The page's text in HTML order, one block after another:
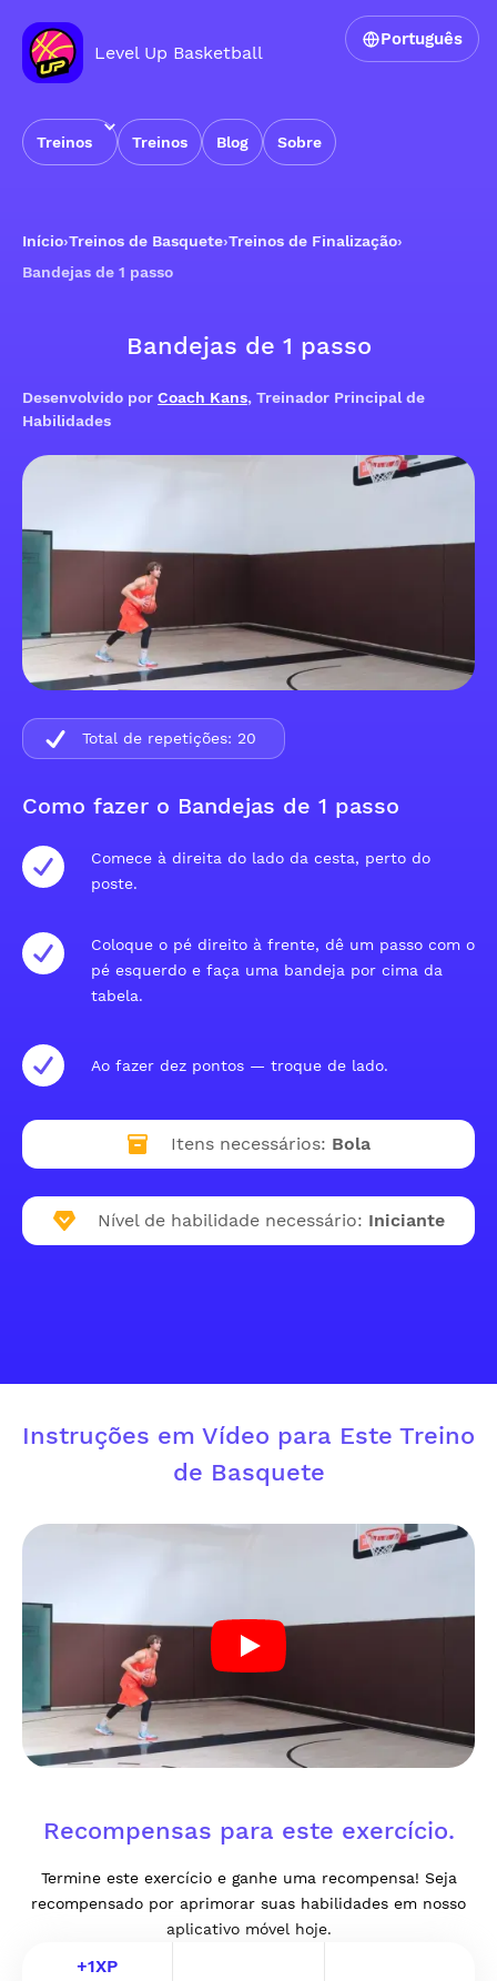
Level Up Basketball
Treinos Treinos Blog Sobre
Português
Início›Treinos de Basquete›Treinos de Finalização›
Bandejas de 1 passo
Bandejas de 1 passo
Desenvolvido por Coach Kans, Treinador Principal de
Habilidades
Como fazer o Bandejas de 1 passo
Comece à direita do lado da cesta, perto do
poste.
Coloque o pé direito à frente, dê um passo com o
pé esquerdo e faça uma bandeja por cima da
tabela.
Ao fazer dez pontos — troque de lado.
Itens necessários: Bola
Nível de habilidade necessário: Iniciante
Total de repetições: 20
Instruções em Vídeo para Este Treino
de Basquete
Recompensas para este exercício.
Termine este exercício e ganhe uma recompensa! Seja
recompensado por aprimorar suas habilidades em nosso
aplicativo móvel hoje.
+1XP